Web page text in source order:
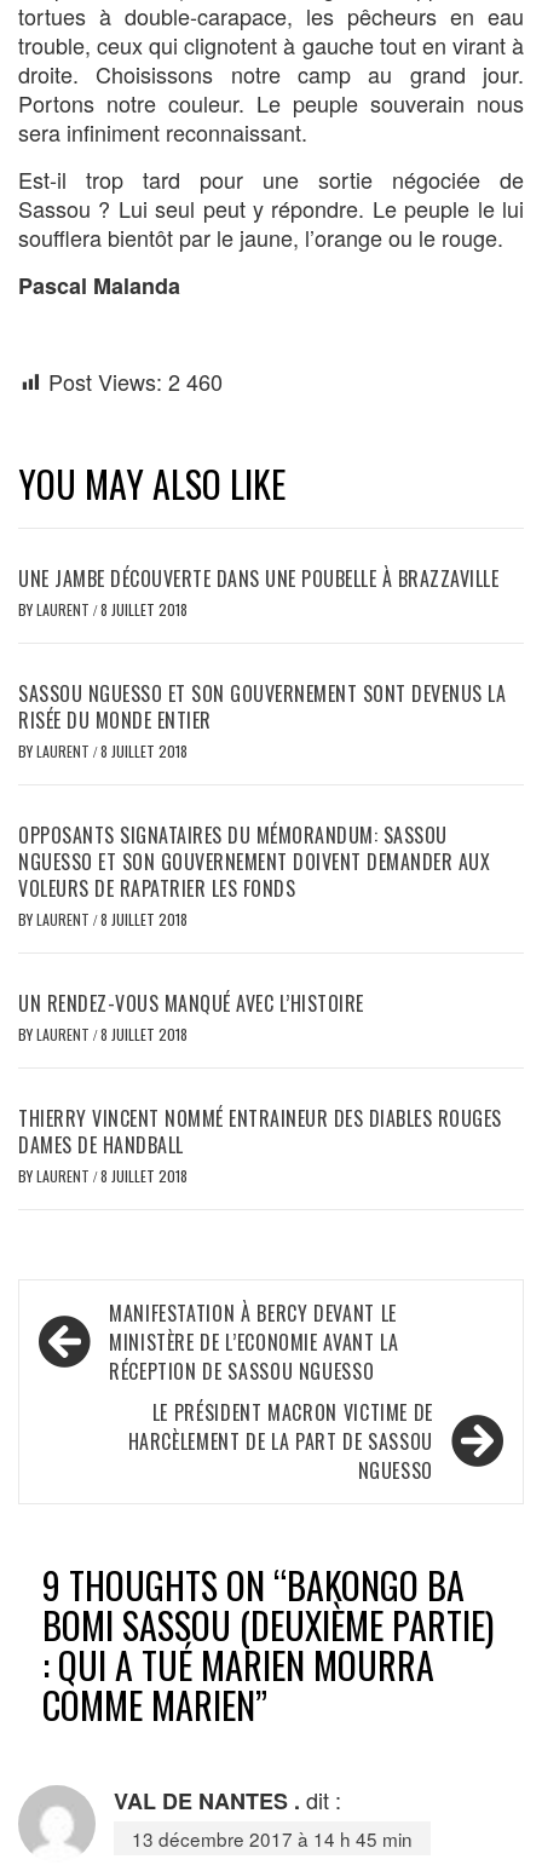
tortues à double-carapace, les pêcheurs en eau
trouble, ceux qui clignotent à gauche tout en virant à
droite. Choisissons notre camp au grand jour.
Portons notre couleur. Le peuple souverain nous
sera infiniment reconnaissant.
Est-il trop tard pour une sortie négociée de
Sassou ? Lui seul peut y répondre. Le peuple le lui
soufflera bientôt par le jaune, l’orange ou le rouge.
Pascal Malanda
Post Views: 2 460
YOU MAY ALSO LIKE
UNE JAMBE DÉCOUVERTE DANS UNE POUBELLE À BRAZZAVILLE
BYLAURENT /8 JUILLET 2018
SASSOU NGUESSO ET SON GOUVERNEMENT SONT DEVENUS LA
RISÉE DU MONDE ENTIER
BYLAURENT /8 JUILLET 2018
OPPOSANTS SIGNATAIRES DU MÉMORANDUM: SASSOU
NGUESSO ET SON GOUVERNEMENT DOIVENT DEMANDER AUX
VOLEURS DE RAPATRIER LES FONDS
BYLAURENT /8 JUILLET 2018
UN RENDEZ-VOUS MANQUÉ AVEC L’HISTOIRE
BYLAURENT /8 JUILLET 2018
THIERRY VINCENT NOMMÉ ENTRAINEUR DES DIABLES ROUGES
DAMES DE HANDBALL
BYLAURENT /8 JUILLET 2018
Navigation
de
l’article
MANIFESTATION À BERCY DEVANT LE
MINISTÈRE DE L’ECONOMIE AVANT LA
RÉCEPTION DE SASSOU NGUESSO
LE PRÉSIDENT MACRON VICTIME DE
HARCÈLEMENT DE LA PART DE SASSOU
NGUESSO
9 THOUGHTS ON “BAKONGO BA
BOMI SASSOU (DEUXIÈME PARTIE)
: QUI A TUÉ MARIEN MOURRA
COMME MARIEN”
VAL DE NANTES . dit :
13 décembre 2017 à 14 h 45 min